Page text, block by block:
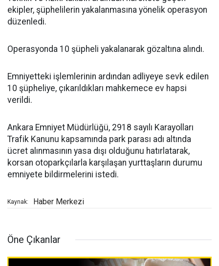
ekipler, şüphelilerin yakalanmasına yönelik operasyon
düzenledi.
Operasyonda 10 şüpheli yakalanarak gözaltına alındı.
Emniyetteki işlemlerinin ardından adliyeye sevk edilen
10 şüpheliye, çıkarıldıkları mahkemece ev hapsi
verildi.
Ankara Emniyet Müdürlüğü, 2918 sayılı Karayolları
Trafik Kanunu kapsamında park parası adı altında
ücret alınmasının yasa dışı olduğunu hatırlatarak,
korsan otoparkçılarla karşılaşan yurttaşların durumu
emniyete bildirmelerini istedi.
Kaynak: Haber Merkezi
Öne Çıkanlar